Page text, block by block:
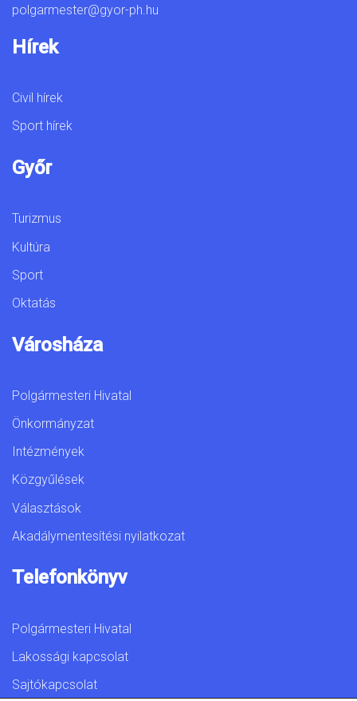
polgarmester@gyor-ph.hu
Hírek
Civil hírek
Sport hírek
Győr
Turizmus
Kultúra
Sport
Oktatás
Városháza
Polgármesteri Hivatal
Önkormányzat
Intézmények
Közgyűlések
Választások
Akadálymentesítési nyilatkozat
Telefonkönyv
Polgármesteri Hivatal
Lakossági kapcsolat
Sajtókapcsolat